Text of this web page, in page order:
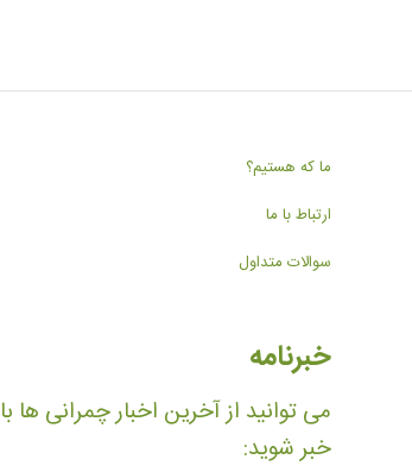
ما که هستیم؟
ارتباط با ما
سوالات متداول
خبرنامه
می توانید از آخرین اخبار چمرانی ها با
خبر شوید: